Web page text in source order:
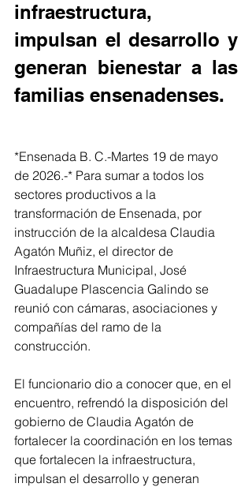
infraestructura,
impulsan el desarrollo y
generan bienestar a las
familias ensenadenses.
*Ensenada B. C.-Martes 19 de mayo
de 2026.-* Para sumar a todos los
sectores productivos a la
transformación de Ensenada, por
instrucción de la alcaldesa Claudia
Agatón Muñiz, el director de
Infraestructura Municipal, José
Guadalupe Plascencia Galindo se
reunió con cámaras, asociaciones y
compañías del ramo de la
construcción.
El funcionario dio a conocer que, en el
encuentro, refrendó la disposición del
gobierno de Claudia Agatón de
fortalecer la coordinación en los temas
que fortalecen la infraestructura,
impulsan el desarrollo y generan